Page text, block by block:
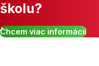
školu?
Chcem viac informácií